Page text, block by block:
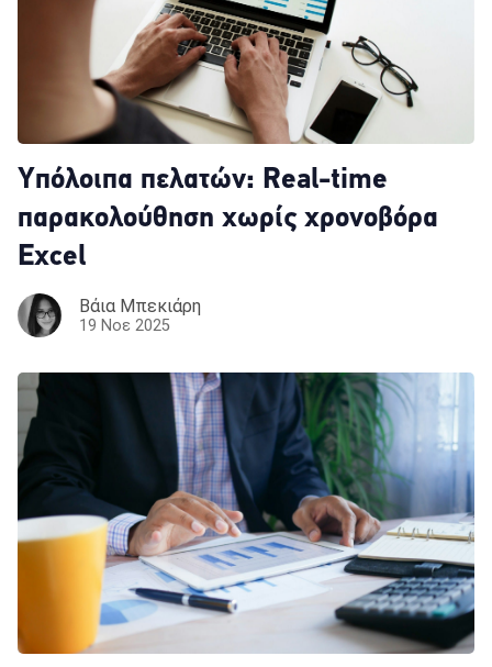
Yπόλοιπα πελατών: Real-time
παρακολούθηση χωρίς χρονοβόρα
Excel
Βάια Μπεκιάρη
19 Νοε 2025